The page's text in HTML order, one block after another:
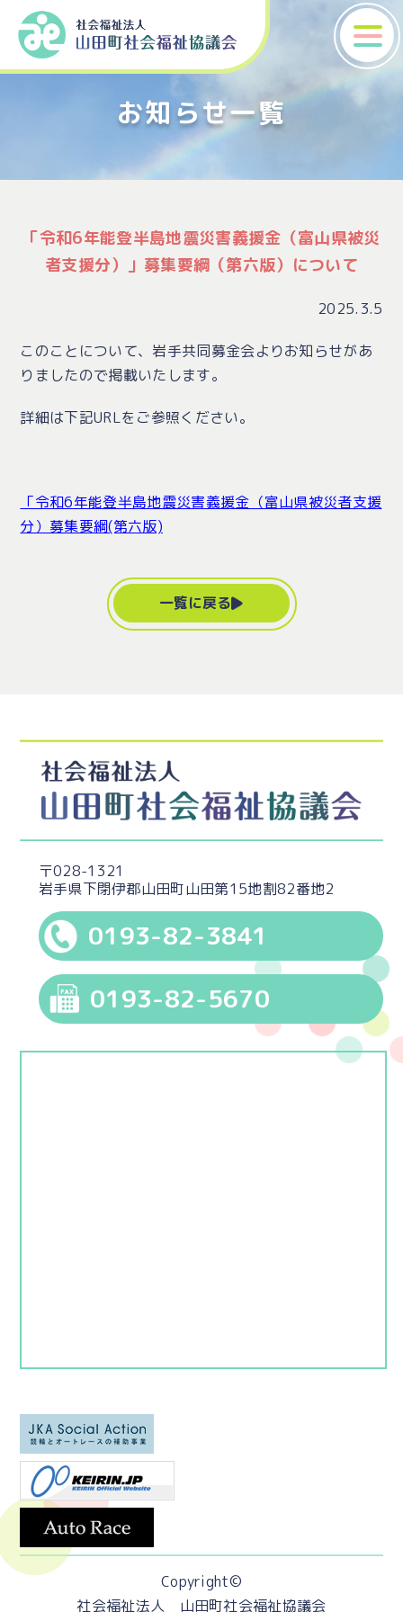
お知らせ一覧
「令和6年能登半島地震災害義援金（富山県被災
者支援分）」募集要綱（第六版）について
2025.3.5
このことについて、岩手共同募金会よりお知らせがあ
りましたので掲載いたします。
詳細は下記URLをご参照ください。
「令和6年能登半島地震災害義援金（富山県被災者支援
分）募集要綱(第六版)
一覧に戻る
〒028-1321
岩手県下閉伊郡山田町山田第15地割82番地2
0193-82-3841
0193-82-5670
Copyright©
社会福祉法人 山田町社会福祉協議会